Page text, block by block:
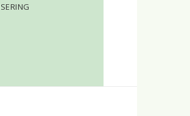
VARUKORG ÄR TOM